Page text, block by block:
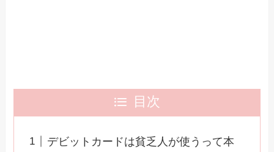
目次
デビットカードは貧乏人が使うって本